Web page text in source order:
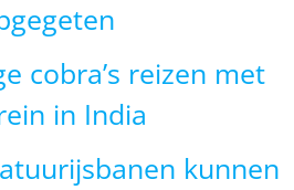
cobra’s reizen met
in India
kunnen